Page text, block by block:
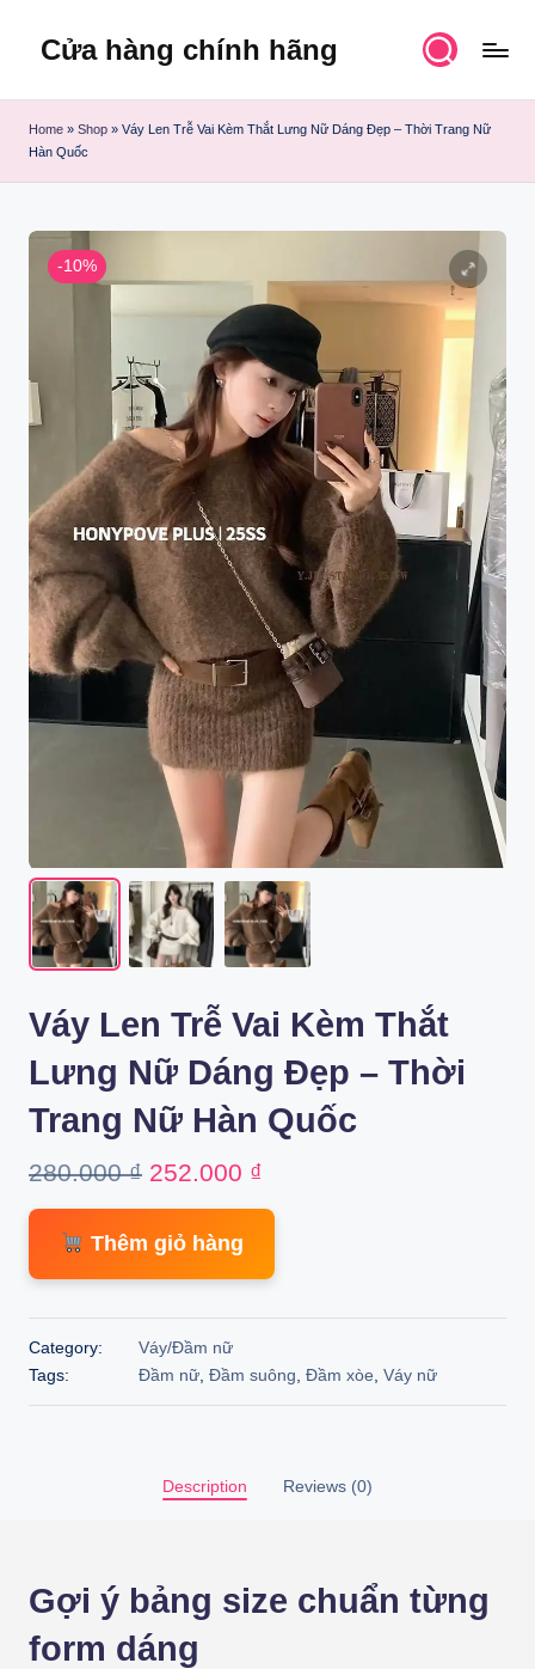
Cửa hàng chính hãng
Home » Shop » Váy Len Trễ Vai Kèm Thắt Lưng Nữ Dáng Đẹp – Thời Trang Nữ
Hàn Quốc
-10%
Váy Len Trễ Vai Kèm Thắt
Lưng Nữ Dáng Đẹp – Thời
Trang Nữ Hàn Quốc
280.000₫ Original
price
was:
252.000 ₫
price
Thêm giỏ hàng
Category:
Váy/Đầm nữ
Tags:
Đầm nữ Đầm suông Đầm xòe Váy nữ
Description Reviews (0)
Gợi ý bảng size chuẩn từng
form dáng